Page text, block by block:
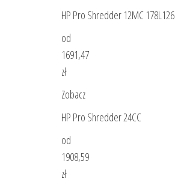
HP Pro Shredder 12MC 178L126
od
1691,47
zł
Zobacz
HP Pro Shredder 24CC
od
1908,59
zł